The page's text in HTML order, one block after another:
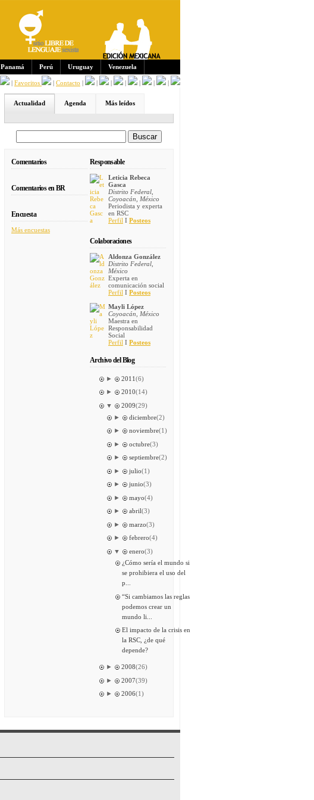
Panamá Perú Uruguay Venezuela
| Favoritos | Contacto | | | | | | |
Actualidad Agenda Más leídos
Comentarios
Comentarios en BR
Encuesta
Más encuestas
Responsable
Leticia Rebeca
Gasca
Distrito Federal,
Coyoacán, México
Periodista y experta
en RSC
Perfil I Posteos
Colaboraciones
Aldonza González
Distrito Federal,
México
Experta en
comunicación social
Perfil I Posteos
Mayli López
Coyoacán, México
Maestra en
Responsabilidad
Social
Perfil I Posteos
Archivo del Blog
► 2011(6)
►
2010(14)
▼
2009(29)
►
diciembre(2)
►
noviembre(1)
►
octubre(3)
►
septiembre(2)
►
julio(1)
►
junio(3)
►
mayo(4)
►
abril(3)
►
marzo(3)
►
febrero(4)
▼
enero(3)
¿Cómo sería el mundo si
se prohibiera el uso del
p...
“Si cambiamos las reglas
podemos crear un
mundo li...
El impacto de la crisis en
la RSC, ¿de qué
depende?
► 2008(26)
►
2007(39)
►
2006(1)